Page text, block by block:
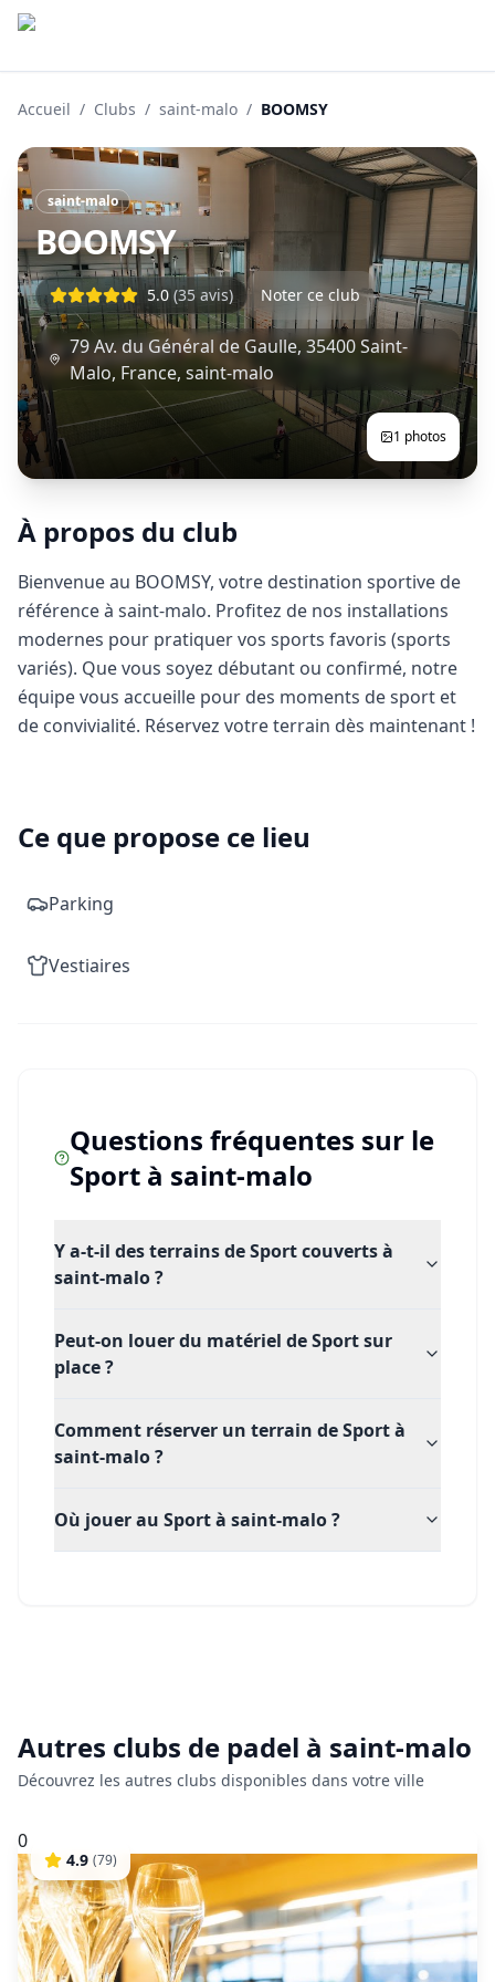
Accueil / Clubs / saint-malo / BOOMSY
saint-malo
BOOMSY
5.0 (35 avis) Noter ce club
79 Av. du Général de Gaulle, 35400 Saint-
Malo, France,saint-malo
1 photos
À propos du club
Bienvenue au BOOMSY, votre destination sportive de
référence à saint-malo. Profitez de nos installations
modernes pour pratiquer vos sports favoris (sports
variés). Que vous soyez débutant ou confirmé, notre
équipe vous accueille pour des moments de sport et
de convivialité. Réservez votre terrain dès maintenant !
Ce que propose ce lieu
Parking
Vestiaires
Questions fréquentes sur le
Sport à saint-malo
Y a-t-il des terrains de Sport couverts à
saint-malo ?
Peut-on louer du matériel de Sport sur
place ?
Comment réserver un terrain de Sport à
saint-malo ?
Où jouer au Sport à saint-malo ?
Autres clubs de padel à saint-malo
Découvrez les autres clubs disponibles dans votre ville
0
4.9 (79)